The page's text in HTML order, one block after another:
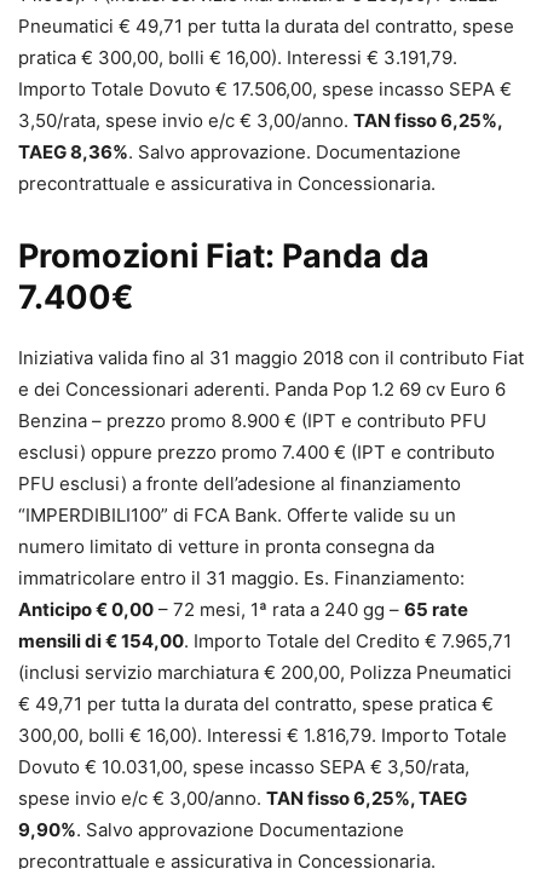
Pneumatici € 49,71 per tutta la durata del contratto, spese
pratica € 300,00, bolli € 16,00). Interessi € 3.191,79.
Importo Totale Dovuto € 17.506,00, spese incasso SEPA €
3,50/rata, spese invio e/c € 3,00/anno. TAN fisso 6,25%,
TAEG 8,36%. Salvo approvazione. Documentazione
precontrattuale e assicurativa in Concessionaria.
Promozioni Fiat: Panda da
7.400€
Iniziativa valida fino al 31 maggio 2018 con il contributo Fiat
e dei Concessionari aderenti. Panda Pop 1.2 69 cv Euro 6
Benzina – prezzo promo 8.900 € (IPT e contributo PFU
esclusi) oppure prezzo promo 7.400 € (IPT e contributo
PFU esclusi) a fronte dell’adesione al finanziamento
“IMPERDIBILI100” di FCA Bank. Offerte valide su un
numero limitato di vetture in pronta consegna da
immatricolare entro il 31 maggio. Es. Finanziamento:
Anticipo € 0,00 – 72 mesi, 1ª rata a 240 gg – 65 rate
mensili di € 154,00. Importo Totale del Credito € 7.965,71
(inclusi servizio marchiatura € 200,00, Polizza Pneumatici
€ 49,71 per tutta la durata del contratto, spese pratica €
300,00, bolli € 16,00). Interessi € 1.816,79. Importo Totale
Dovuto € 10.031,00, spese incasso SEPA € 3,50/rata,
spese invio e/c € 3,00/anno. TAN fisso 6,25%, TAEG
9,90%. Salvo approvazione Documentazione
precontrattuale e assicurativa in Concessionaria.